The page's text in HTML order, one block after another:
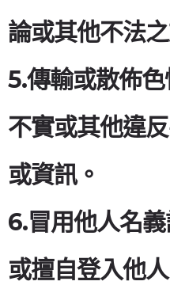
論或其他不法
5.傳輸或散佈
不實或其他違
或資訊。
6.冒用他人名
或擅自登入他